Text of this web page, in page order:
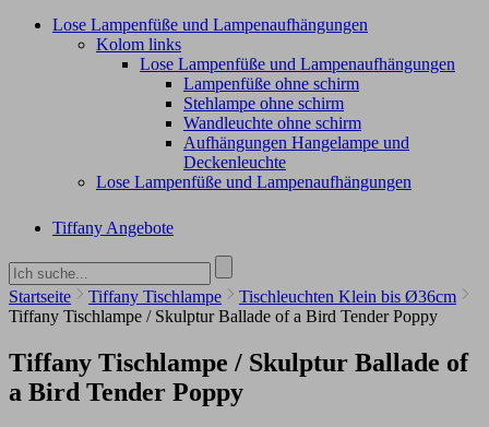
Lose Lampenfüße und Lampenaufhängungen
Kolom links
Lose Lampenfüße und Lampenaufhängungen
Lampenfüße ohne schirm
Stehlampe ohne schirm
Wandleuchte ohne schirm
Aufhängungen Hangelampe und
Deckenleuchte
Lose Lampenfüße und Lampenaufhängungen
Tiffany Angebote
Startseite Tiffany Tischlampe
Tischleuchten Klein bis Ø36cm
Tiffany Tischlampe / Skulptur Ballade of a Bird Tender Poppy
Tiffany Tischlampe / Skulptur Ballade of
a Bird Tender Poppy